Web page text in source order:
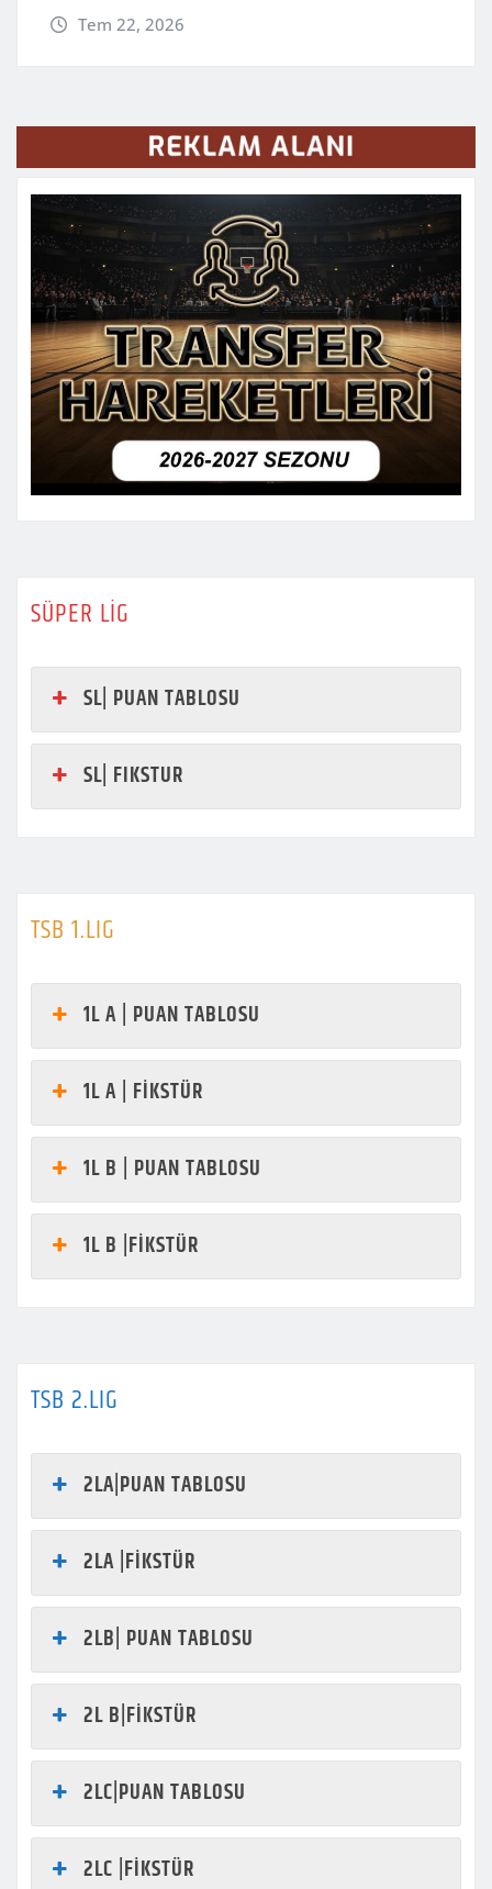
Tem 22, 2026
SÜPER LİG
SL| PUAN TABLOSU
SL| FIKSTUR
TSB 1.LIG
1L A | PUAN TABLOSU
1L A | FİKSTÜR
1L B | PUAN TABLOSU
1L B |FİKSTÜR
TSB 2.LIG
2LA|PUAN TABLOSU
2LA |FİKSTÜR
2LB| PUAN TABLOSU
2L B|FİKSTÜR
2LC|PUAN TABLOSU
2LC |FİKSTÜR